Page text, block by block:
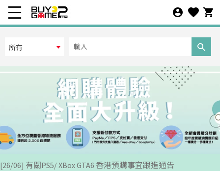
所有
[07/12] 24周年購物折第3彈: 聖誕新年優惠 (1-31 DEC 2025)
[02/07] PS5/ XBox Grand Theft Auto VI 香港版預訂後續跟進
[26/06] 有關PS5/ XBox GTA6 香港預購事宜跟進通告